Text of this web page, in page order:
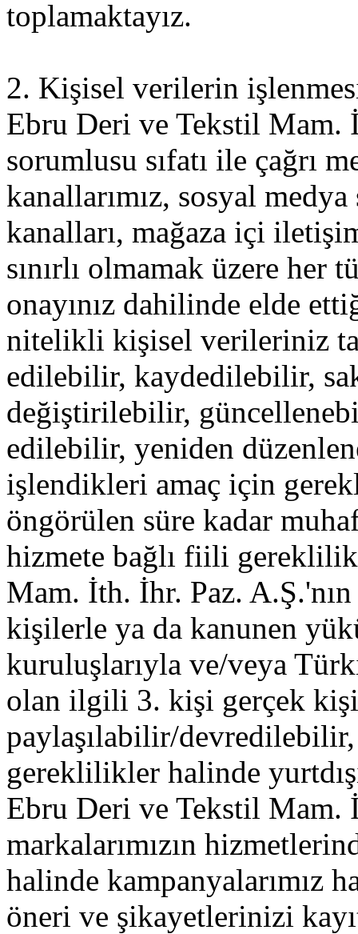
toplamaktayız.
2. Kişisel verilerin
Ebru Deri ve Tekstil Mam.
sorumlusu sıfatı ile çağrı
kanallarımız, sosyal
kanalları, mağaza içi
sınırlı olmamak üzere her
onayınız dahilinde elde
nitelikli kişisel verileriniz
edilebilir, kaydedilebilir,
değiştirilebilir,
edilebilir, yeniden
işlendikleri amaç için
öngörülen süre kadar
hizmete bağlı fiili
Mam. İth. İhr. Paz.
kişilerle ya da kanunen
kuruluşlarıyla ve/veya
olan ilgili 3. kişi gerçek
paylaşılabilir/
gereklilikler halinde
Ebru Deri ve Tekstil Mam.
markalarımızın
halinde kampanyalarımız
öneri ve şikayetlerinizi